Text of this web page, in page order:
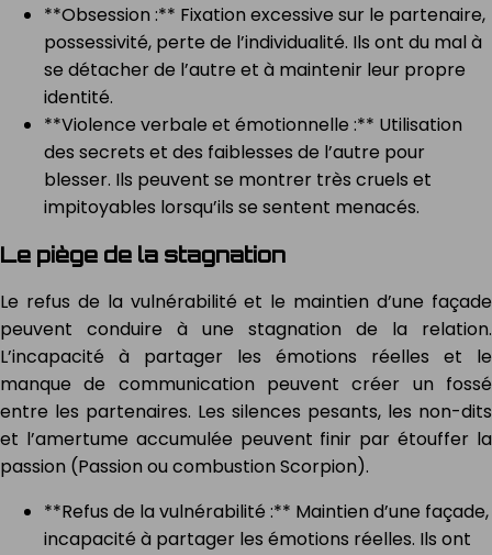
**Obsession :** Fixation excessive sur le partenaire,
possessivité, perte de l’individualité. Ils ont du mal à
se détacher de l’autre et à maintenir leur propre
identité.
**Violence verbale et émotionnelle :** Utilisation
des secrets et des faiblesses de l’autre pour
blesser. Ils peuvent se montrer très cruels et
impitoyables lorsqu’ils se sentent menacés.
Le piège de la stagnation
Le refus de la vulnérabilité et le maintien d’une façade
peuvent conduire à une stagnation de la relation.
L’incapacité à partager les émotions réelles et le
manque de communication peuvent créer un fossé
entre les partenaires. Les silences pesants, les non-dits
et l’amertume accumulée peuvent finir par étouffer la
passion (Passion ou combustion Scorpion).
**Refus de la vulnérabilité :** Maintien d’une façade,
incapacité à partager les émotions réelles. Ils ont